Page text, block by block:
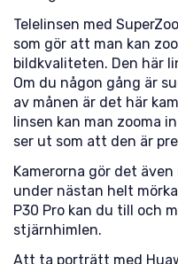
Telelinsen med
som gör att man kan
bildkvaliteten. Den här
Om du någon gång är
av månen är det här
linsen kan man zooma
ser ut som att den är
Kamerorna gör det
under nästan helt
P30 Pro kan du till och
stjärnhimlen.
Att ta porträtt med